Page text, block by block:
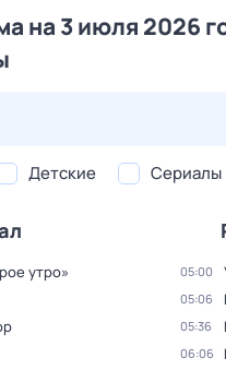
на 3 июля 2026
Детские Сериалы
утро» 05:00
05:06
05:36
06:06